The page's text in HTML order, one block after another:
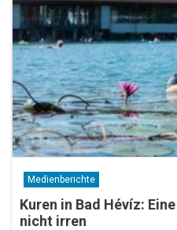
Medienberichte
Kuren in Bad Hévíz:
nicht irren